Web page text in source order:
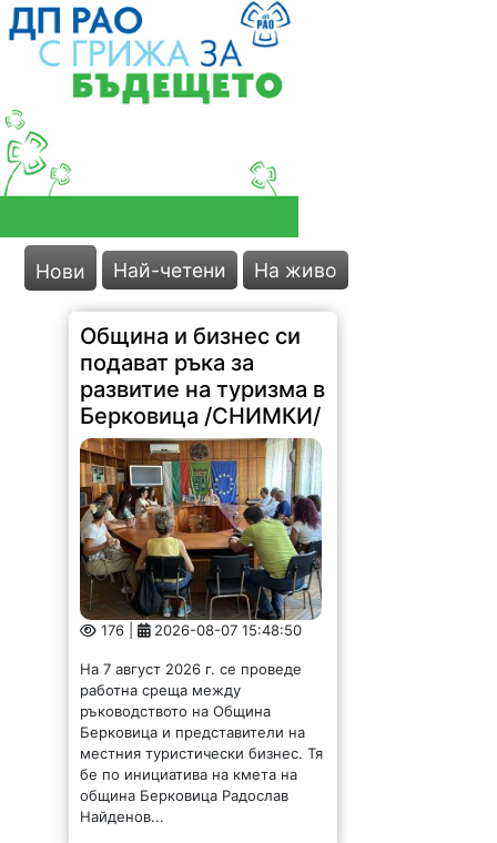
Нови Най-четени На живо
Община и бизнес си
подават ръка за
развитие на туризма в
Берковица /СНИМКИ/
176 | 2026-08-07 15:48:50
На 7 август 2026 г. се проведе
работна среща между
ръководството на Община
Берковица и представители на
местния туристически бизнес. Тя
бе по инициатива на кмета на
община Берковица Радослав
Найденов...